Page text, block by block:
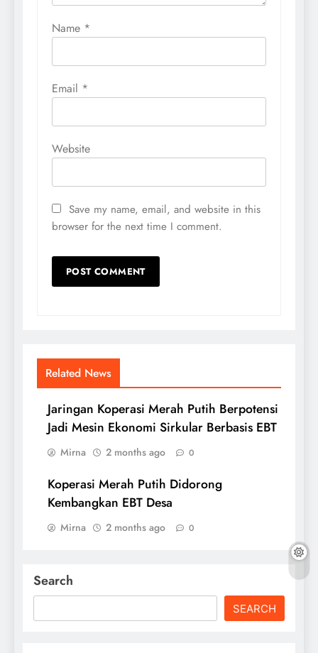
Name *
Email *
Website
Save my name, email, and website in this
browser for the next time I comment.
Related News
Jaringan Koperasi Merah Putih Berpotensi
Jadi Mesin Ekonomi Sirkular Berbasis EBT
Mirna 2 months ago 0
Koperasi Merah Putih Didorong
Kembangkan EBT Desa
Mirna 2 months ago 0
Search
SEARCH